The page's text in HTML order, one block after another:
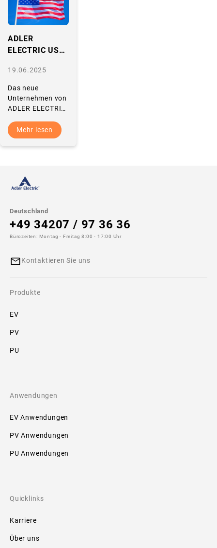
ADLER
ELECTRIC USA,
Geschäftsbetri
eb auf
19.06.2025
Das neue
Unternehmen von
ADLER ELECTRIC
Portland, Oregon.
Endlich ist es
offiziell: Wir
Mehr lesen
Deutschland
+49 34207 / 97 36 36
Bürozeiten: Montag - Freitag 8:00 - 17:00 Uhr
Kontaktieren Sie uns
Produkte
EV
PV
PU
Anwendungen
EV Anwendungen
PV Anwendungen
PU Anwendungen
Quicklinks
Karriere
Über uns